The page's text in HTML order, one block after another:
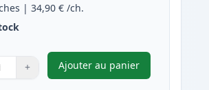
|34,90 € /ch.
boutons pour ajuster
+ Ajouter au panier
,Pack de 5 Canon 728